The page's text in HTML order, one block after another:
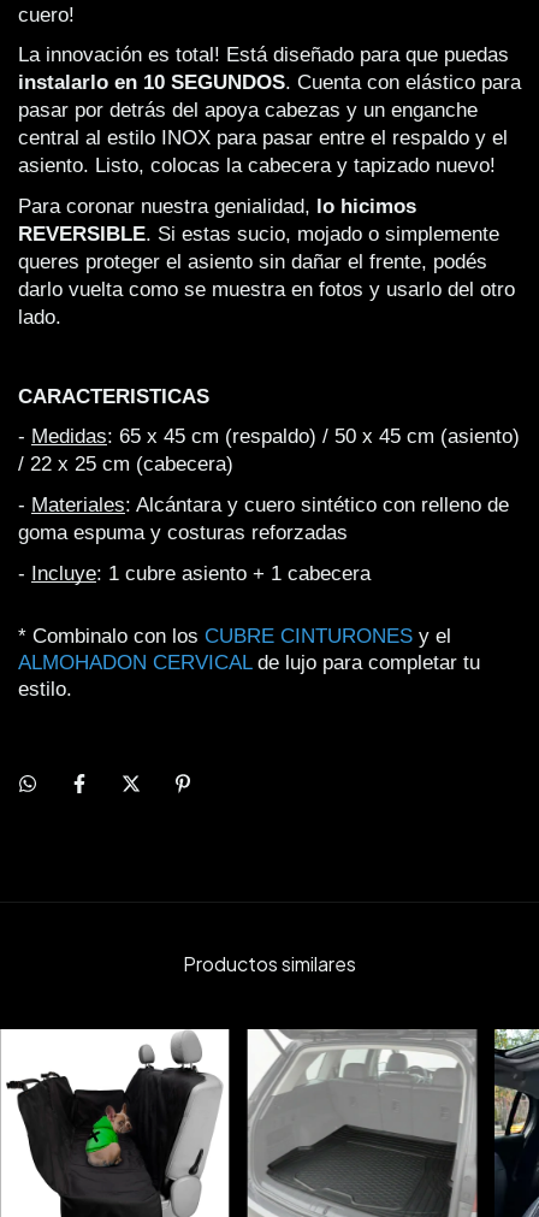
cuero!
instalarlo en 10 SEGUNDOS. Cuenta con elástico para
pasar por detrás del apoya cabezas y un enganche
central al estilo INOX para pasar entre el respaldo y el
asiento. Listo, colocas la cabecera y tapizado nuevo!
Para coronar nuestra genialidad, lo hicimos
REVERSIBLE. Si estas sucio, mojado o simplemente
queres proteger el asiento sin dañar el frente, podés
darlo vuelta como se muestra en fotos y usarlo del otro
lado.
CARACTERISTICAS
- Medidas: 65 x 45 cm (respaldo) / 50 x 45 cm (asiento)
/ 22 x 25 cm (cabecera)
- Materiales: Alcántara y cuero sintético con relleno de
goma espuma y costuras reforzadas
- Incluye: 1 cubre asiento + 1 cabecera
* Combinalo con los CUBRE CINTURONES y el
ALMOHADON CERVICALde lujo para completar tu
estilo.
Productos similares